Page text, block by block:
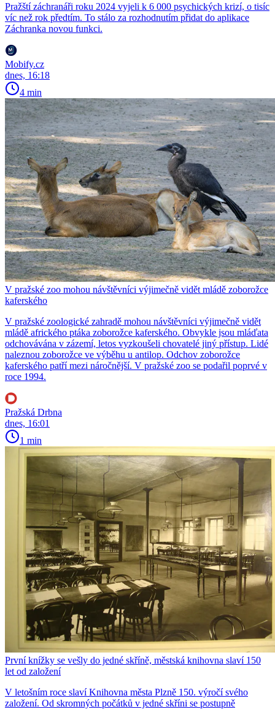
Pražští záchranáři roku 2024 vyjeli k 6 000 psychických krizí, o tisíc
víc než rok předtím. To stálo za rozhodnutím přidat do aplikace
Záchranka novou funkci.
Mobify.cz
dnes, 16:18
4 min
V pražské zoo mohou návštěvníci výjimečně vidět mládě zoborožce
kaferského
V pražské zoologické zahradě mohou návštěvníci výjimečně vidět
mládě afrického ptáka zoborožce kaferského. Obvykle jsou mláďata
odchovávána v zázemí, letos vyzkoušeli chovatelé jiný přístup. Lidé
naleznou zoborožce ve výběhu u antilop. Odchov zoborožce
kaferského patří mezi náročnější. V pražské zoo se podařil poprvé v
roce 1994.
Pražská Drbna
dnes, 16:01
1 min
První knížky se vešly do jedné skříně, městská knihovna slaví 150
let od založení
V letošním roce slaví Knihovna města Plzně 150. výročí svého
založení. Od skromných počátků v jedné skříni se postupně